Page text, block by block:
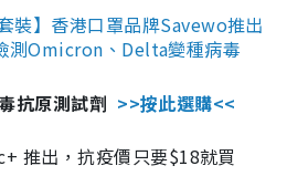
裝】香港口罩品牌Savewo推出
測Omicron、Delta變種病毒
抗原測試劑 >>按此選購<<
推出，抗疫價只要$18就買